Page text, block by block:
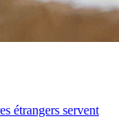
étrangers servent